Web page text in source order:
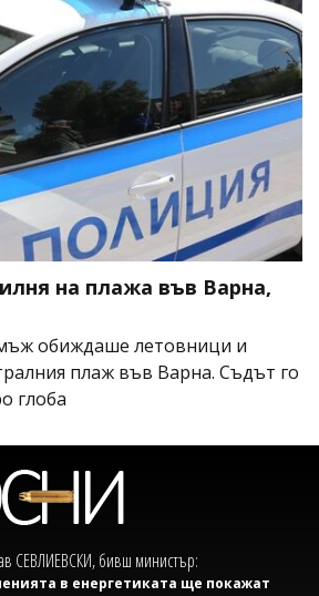
на плажа във Варна,
обиждаше летовници и
плаж във Варна. Съдът го
глоба
СЕВЛИЕВСКИ, бивш министър:
в енергетиката ще покажат